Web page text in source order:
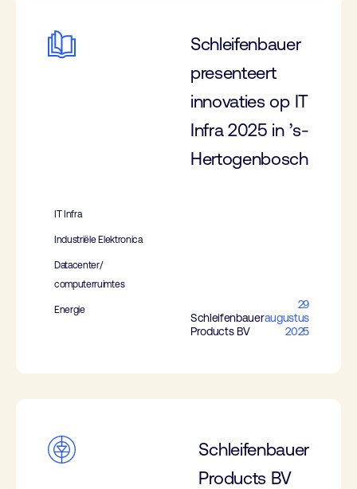
Schleifenbauer
presenteert
innovaties op IT
Infra 2025 in ’s-
Hertogenbosch
IT Infra
Industriële Elektronica
Datacenter/
computerruimtes
Energie
Schleifenbauer
Products BV
29
augustus
2025
Schleifenbauer
Products BV